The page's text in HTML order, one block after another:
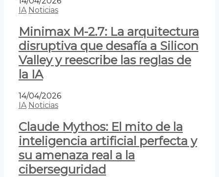
IA Noticias
Minimax M-2.7: La arquitectura
disruptiva que desafía a Silicon
Valley y reescribe las reglas de
la IA
14/04/2026
IA Noticias
Claude Mythos: El mito de la
inteligencia artificial perfecta y
su amenaza real a la
ciberseguridad